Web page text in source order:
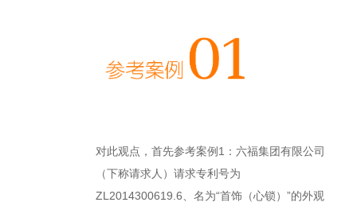
对此观点，首先参考案例1：六福集团有限公司
（下称请求人）请求专利号为
ZL2014300619.6、名为“首饰（心锁）”的外观